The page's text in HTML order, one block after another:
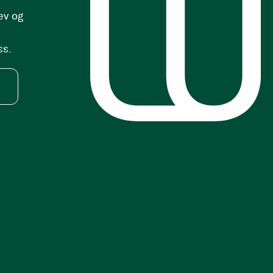
og